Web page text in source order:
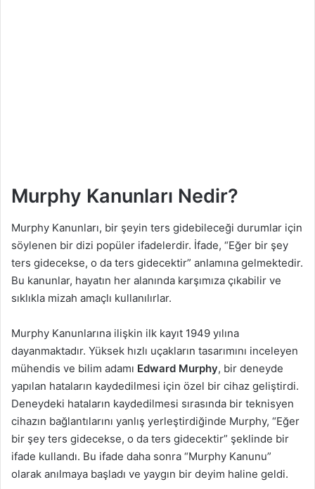
Murphy Kanunları Nedir?
Murphy Kanunları, bir şeyin ters gidebileceği durumlar için
söylenen bir dizi popüler ifadelerdir. İfade, “Eğer bir şey
ters gidecekse, o da ters gidecektir” anlamına gelmektedir.
Bu kanunlar, hayatın her alanında karşımıza çıkabilir ve
sıklıkla mizah amaçlı kullanılırlar.
Murphy Kanunlarına ilişkin ilk kayıt 1949 yılına
dayanmaktadır. Yüksek hızlı uçakların tasarımını inceleyen
mühendis ve bilim adamı Edward Murphy, bir deneyde
yapılan hataların kaydedilmesi için özel bir cihaz geliştirdi.
Deneydeki hataların kaydedilmesi sırasında bir teknisyen
cihazın bağlantılarını yanlış yerleştirdiğinde Murphy, “Eğer
bir şey ters gidecekse, o da ters gidecektir” şeklinde bir
ifade kullandı. Bu ifade daha sonra “Murphy Kanunu”
olarak anılmaya başladı ve yaygın bir deyim haline geldi.